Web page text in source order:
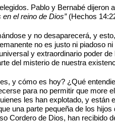
Pablo y Bernabé dijeron
el reino de Dios”(Hechos
y no desaparecerá, y
no es justo ni piadoso
y extraordinario poder
del misterio de nuestra
y cómo es hoy? ¿Qué
para no permitir que more
les han explotado, y están
una parte pequeña de los
Cordero de Dios, han recibido